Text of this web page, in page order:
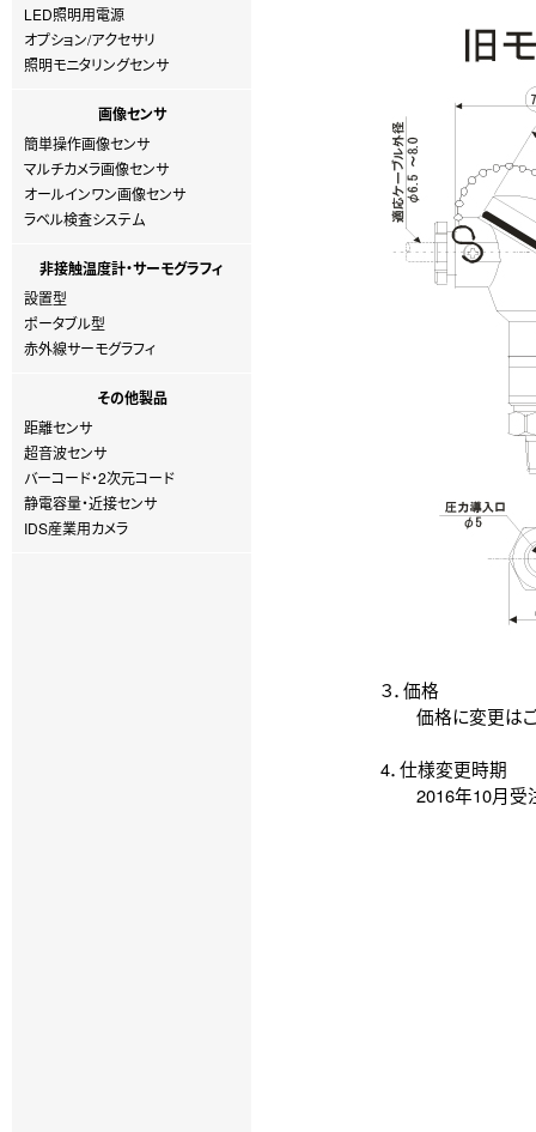
LED照明用電源
オプション/アクセサリ
照明モニタリングセンサ
画像センサ
簡単操作画像センサ
マルチカメラ画像センサ
オールインワン画像センサ
ラベル検査システム
非接触温度計・サーモグラフィ
設置型
ポータブル型
赤外線サーモグラフィ
その他製品
距離センサ
超音波センサ
バーコード・2次元コード
静電容量・近接センサ
IDS産業用カメラ
３．価格
価格に変更はご
4．仕様変更時期
2016年10月受注